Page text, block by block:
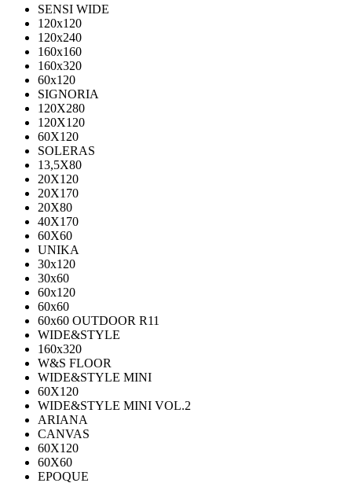
SENSI WIDE
120x120
120x240
160x160
160x320
60x120
SIGNORIA
120X280
120Х120
60X120
SOLERAS
13,5Х80
20Х120
20Х170
20Х80
40Х170
60Х60
UNIKA
30х120
30х60
60х120
60х60
60х60 OUTDOOR R11
WIDE&STYLE
160x320
W&S FLOOR
WIDE&STYLE MINI
60X120
WIDE&STYLE MINI VOL.2
ARIANA
CANVAS
60Х120
60Х60
EPOQUE